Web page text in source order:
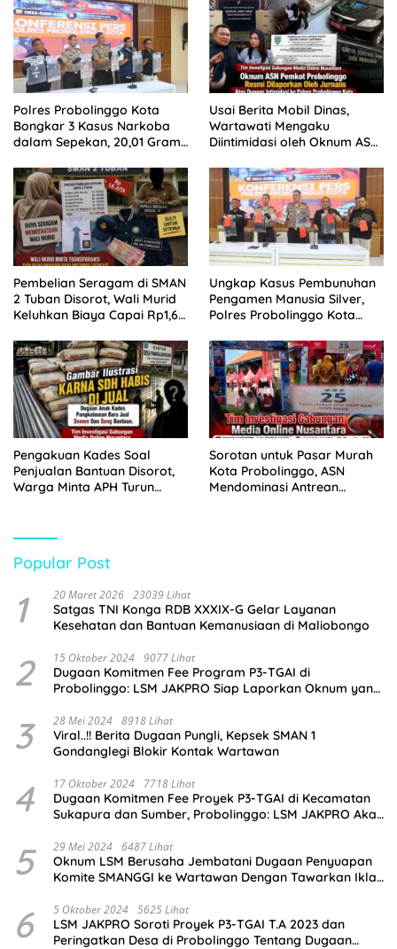
Polres Probolinggo Kota
Bongkar 3 Kasus Narkoba
dalam Sepekan, 20,01 Gram
Usai Berita Mobil Dinas,
Wartawati Mengaku
Diintimidasi oleh Oknum ASN
Tempuh Jalur Hukum
Pembelian Seragam di SMAN
2 Tuban Disorot, Wali Murid
Keluhkan Biaya Capai Rp1,6
Ungkap Kasus Pembunuhan
Pengamen Manusia Silver,
Polres Probolinggo Kota
Pengakuan Kades Soal
Penjualan Bantuan Disorot,
Warga Minta APH Turun
Sorotan untuk Pasar Murah
Kota Probolinggo, ASN
Mendominasi Antrean
Popular Post
1 20 Maret 2026 23039 Lihat
Satgas TNI Konga RDB XXXIX-G Gelar Layanan
Kesehatan dan Bantuan Kemanusiaan di Maliobongo
2 15 Oktober 2024 9077 Lihat
Dugaan Komitmen Fee Program P3-TGAI di
Probolinggo: LSM JAKPRO Siap Laporkan Oknum yang
3 28 Mei 2024 8918 Lihat
Viral..!! Berita Dugaan Pungli, Kepsek SMAN 1
Gondanglegi Blokir Kontak Wartawan
4 17 Oktober 2024 7718 Lihat
Dugaan Komitmen Fee Proyek P3-TGAI di Kecamatan
Sukapura dan Sumber, Probolinggo: LSM JAKPRO Akan
5 29 Mei 2024 6487 Lihat
Oknum LSM Berusaha Jembatani Dugaan Penyuapan
Komite SMANGGI ke Wartawan Dengan Tawarkan Iklan
6 5 Oktober 2024 5625 Lihat
LSM JAKPRO Soroti Proyek P3-TGAI T.A 2023 dan
Peringatkan Desa di Probolinggo Tentang Dugaan